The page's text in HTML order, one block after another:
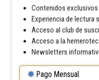
Contenidos
Experiencia de lectura
Acceso al club de
Acceso a la
Newsletters
Pago Mensual